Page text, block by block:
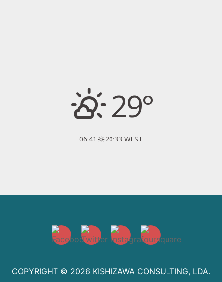
29°
06:41 20:33 WEST
COPYRIGHT © 2026 KISHIZAWA CONSULTING, LDA.